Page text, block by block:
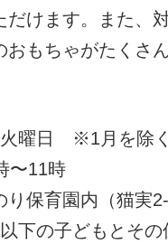
だけます。また、
おもちゃがたくさ
曜日 ※1月を除く
時
保育園内（猫実2-
下の子どもとその